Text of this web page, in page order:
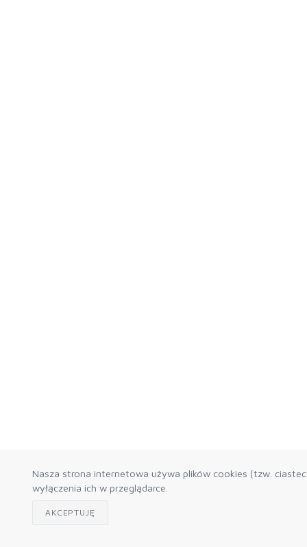
Nasza strona internetowa używa plików cookies (tzw.
wyłączenia ich w przeglądarce.
AKCEPTUJĘ